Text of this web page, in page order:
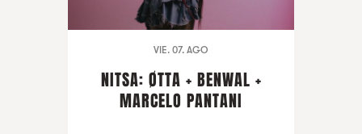
VIE. 07. AGO
NITSA: ØTTA + BENWAL +
MARCELO PANTANI